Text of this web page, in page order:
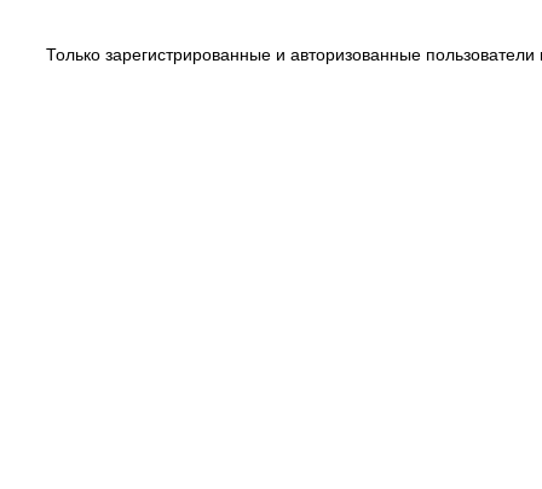
Только зарегистрированные и авторизованные